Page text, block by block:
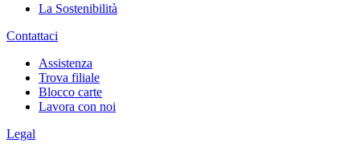
La Sostenibilità
Contattaci
Assistenza
Trova filiale
Blocco carte
Lavora con noi
Legal